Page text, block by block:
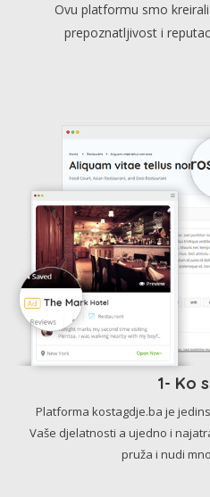
Ovu platformu smo
prepoznatljivost i
1- Ko
Platforma kostagdje.ba je
Vaše djelatnosti a ujedno i
pruža i nudi